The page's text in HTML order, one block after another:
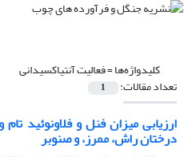
کلیدواژه‌ها =فعالیت آنتی‏اکسیدانی
تعداد مقالات: 1
ارزیابی میزان فنل و فلاونوئید
درختان راش، ممرز، و صنوبر